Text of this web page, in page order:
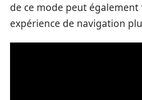
de ce mode peut
expérience de navigation